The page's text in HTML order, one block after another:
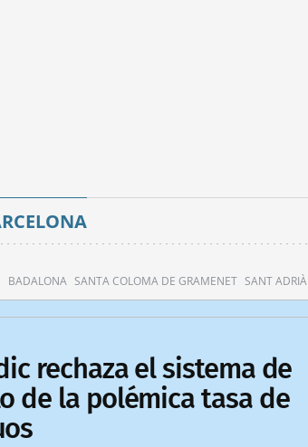
BADALONA SANTA COLOMA DE GRAMENET SANT ADRIÀ
rechaza el sistema de
de la polémica tasa de